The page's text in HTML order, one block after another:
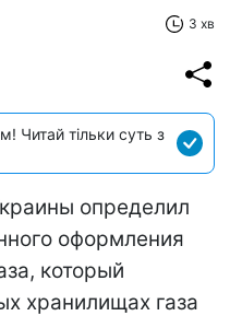
3 хв
Читай тільки суть з
определил
оформления
который
хранилищах газа